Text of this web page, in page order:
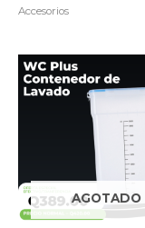
Accesorios
AGOTADO